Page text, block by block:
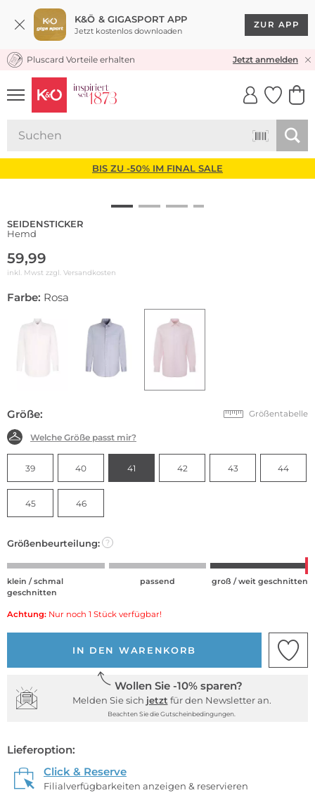
K&Ö & GIGASPORT APP
Jetzt kostenlos downloaden
ZUR APP
KOSTENLOSER VERSAND* & RÜCKVERSAND
Pluscard Vorteile erhalten Jetzt anmelden
UNSERE APP
CLICK &
BIS ZU -50% IM FINAL SALE
SEIDENSTICKER
Hemd
59,99
inkl. Mwst zzgl. Versandkosten
Farbe: Rosa
Größe: Größentabelle
Welche Größe passt mir?
39 40 41 42 43 44
45 46
Größenbeurteilung: ?
klein / schmal
geschnitten
passend groß / weit geschnitten
Achtung: Nur noch 1 Stück verfügbar!
IN DEN WARENKORB
Wollen Sie -10% sparen?
Melden Sie sich jetzt für den Newsletter an.
Beachten Sie die Gutscheinbedingungen.
Lieferoption:
Click & Reserve
Filialverfügbarkeiten anzeigen & reservieren